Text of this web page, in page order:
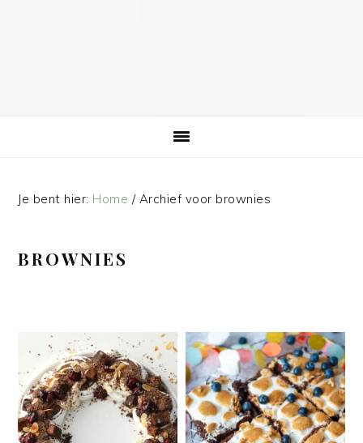
Je bent hier: Home /Archief voor brownies
BROWNIES